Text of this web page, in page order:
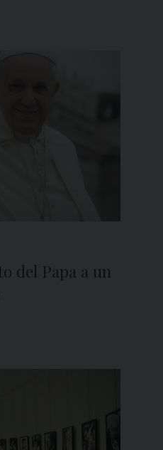
del Papa a un